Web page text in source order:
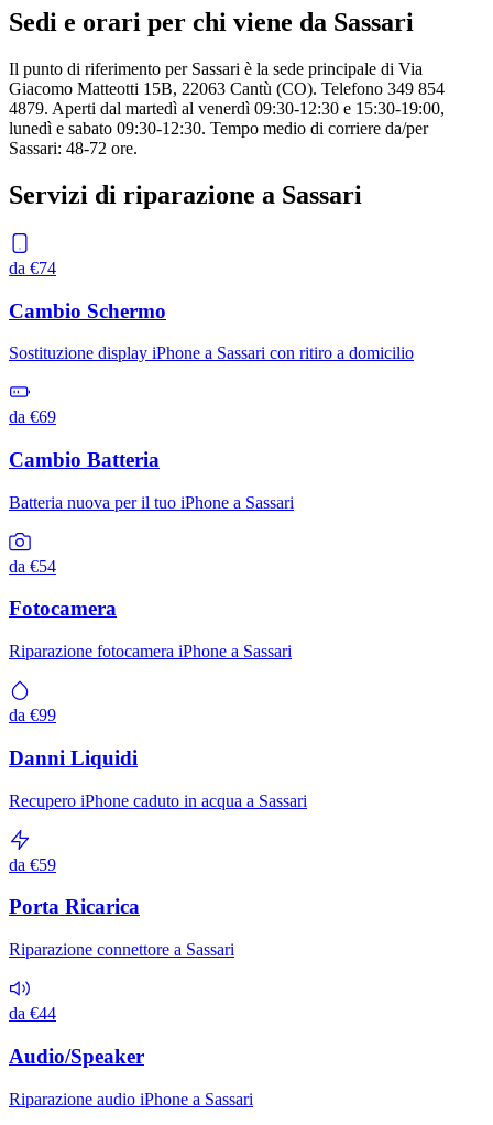
Sedi e orari per chi viene da Sassari
Il punto di riferimento per Sassari è la sede principale di Via
Giacomo Matteotti 15B, 22063 Cantù (CO). Telefono 349 854
4879. Aperti dal martedì al venerdì 09:30-12:30 e 15:30-19:00,
lunedì e sabato 09:30-12:30. Tempo medio di corriere da/per
Sassari: 48-72 ore.
Servizi di riparazione a Sassari
da €74
Cambio Schermo
Sostituzione display iPhone a Sassari con ritiro a domicilio
da €69
Cambio Batteria
Batteria nuova per il tuo iPhone a Sassari
da €54
Fotocamera
Riparazione fotocamera iPhone a Sassari
da €99
Danni Liquidi
Recupero iPhone caduto in acqua a Sassari
da €59
Porta Ricarica
Riparazione connettore a Sassari
da €44
Audio/Speaker
Riparazione audio iPhone a Sassari